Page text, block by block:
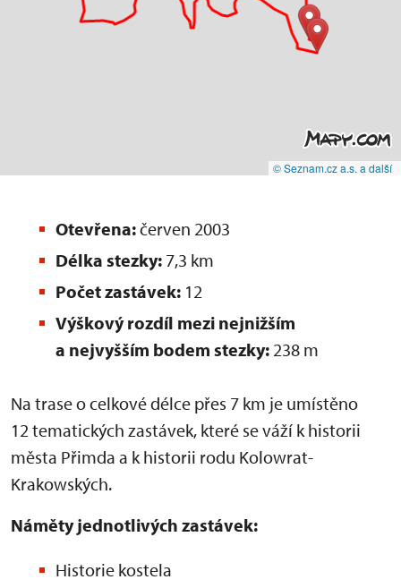
© Seznam.cz a.s. a další
Otevřena:červen 2003
Délka stezky: 7,3 km
Počet zastávek: 12
Výškový rozdíl mezi nejnižším
a nejvyšším bodem stezky: 238 m
Na trase o celkové délce přes 7 km je umístěno
12 tematických zastávek, které se váží k historii
města Přimda a k historii rodu Kolowrat-
Krakowských.
Náměty jednotlivých zastávek:
Historie kostela